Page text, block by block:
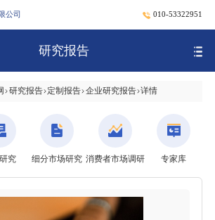
公司 010-53322951
研究报告
研究报告 定制报告 企业研究报告 详情
究 细分市场研究 消费者市场调研 专家库